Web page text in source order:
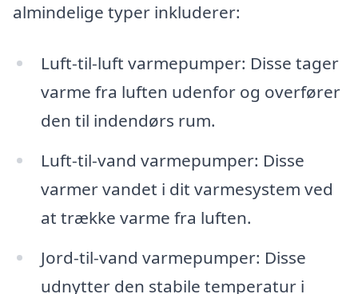
almindelige typer inkluderer:
Luft-til-luft varmepumper: Disse tager
varme fra luften udenfor og overfører
den til indendørs rum.
Luft-til-vand varmepumper: Disse
varmer vandet i dit varmesystem ved
at trække varme fra luften.
Jord-til-vand varmepumper: Disse
udnytter den stabile temperatur i